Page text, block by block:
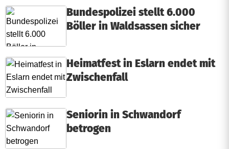
Bundespolizei stellt 6.000
Böller in Waldsassen sicher
Heimatfest in Eslarn endet mit
Zwischenfall
Seniorin in Schwandorf
betrogen